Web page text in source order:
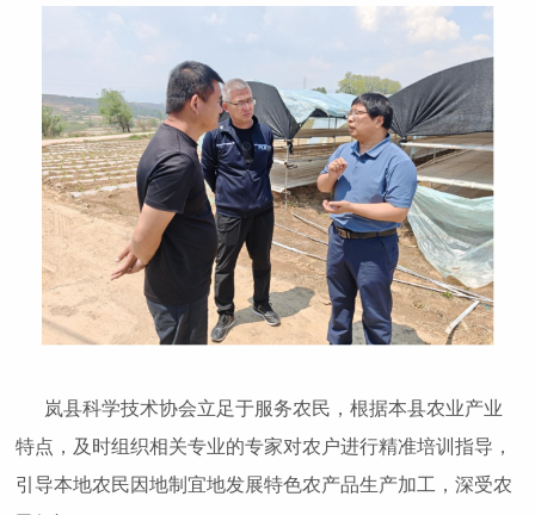
岚县科学技术协会立足于服务农民，根据本县农业产业
特点，及时组织相关专业的专家对农户进行精准培训指导，
引导本地农民因地制宜地发展特色农产品生产加工，深受农